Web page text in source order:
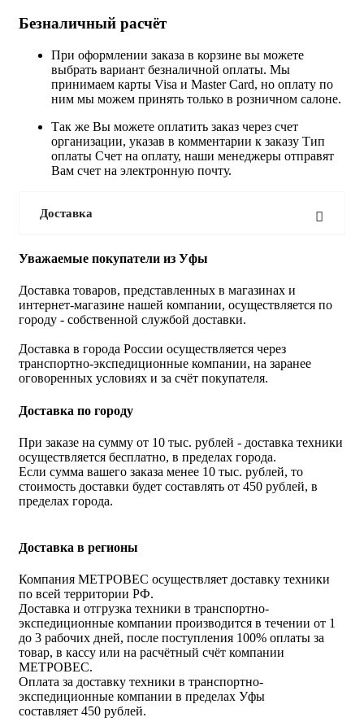
Безналичный расчёт
При оформлении заказа в корзине вы можете
выбрать вариант безналичной оплаты. Мы
принимаем карты Visa и Master Card, но оплату по
ним мы можем принять только в розничном салоне.
Так же Вы можете оплатить заказ через счет
организации, указав в комментарии к заказу Тип
оплаты Счет на оплату, наши менеджеры отправят
Вам счет на электронную почту.
Доставка
Уважаемые покупатели из Уфы
Доставка товаров, представленных в магазинах и
интернет-магазине нашей компании, осуществляется по
городу - собственной службой доставки.
Доставка в города России осуществляется через
транспортно-экспедиционные компании, на заранее
оговоренных условиях и за счёт покупателя.
Доставка по городу
При заказе на сумму от 10 тыс. рублей - доставка техники
осуществляется бесплатно, в пределах города.
Если сумма вашего заказа менее 10 тыс. рублей, то
стоимость доставки будет составлять от 450 рублей, в
пределах города.
Доставка в регионы
Компания МЕТРОВЕС осуществляет доставку техники
по всей территории РФ.
Доставка и отгрузка техники в транспортно-
экспедиционные компании производится в течении от 1
до 3 рабочих дней, после поступления 100% оплаты за
товар, в кассу или на расчётный счёт компании
МЕТРОВЕС.
Оплата за доставку техники в транспортно-
экспедиционные компании в пределах Уфы
составляет 450 рублей.